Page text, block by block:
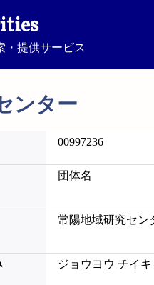
・提供サービス
ンター
00997236
団体名
常陽地域研究セン
ジョウヨウ チイ